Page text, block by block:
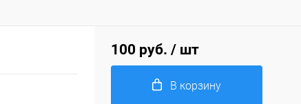
100 руб. / шт
В корзину